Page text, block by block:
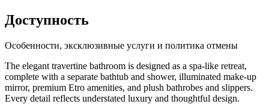
Доступность
Особенности, эксклюзивные услуги и политика отмены
The elegant travertine bathroom is designed as a spa-like retreat,
complete with a separate bathtub and shower, illuminated make-up
mirror, premium Etro amenities, and plush bathrobes and slippers.
Every detail reflects understated luxury and thoughtful design.